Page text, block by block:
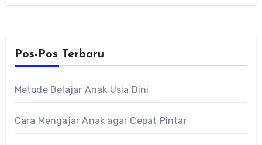
Pos-Pos Terbaru
Metode Belajar Anak Usia Dini
Cara Mengajar Anak agar Cepat Pintar